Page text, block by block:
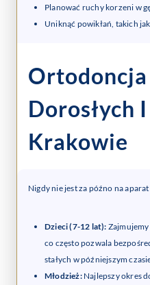
Planować ruchy korzeni w
Uniknąć powikłań, takich
Dorosłych
Krakowie
Nigdy nie jest za późno na
Dzieci (7-12 lat):
co często pozwala
stałych w późniejszym
Młodzież:Najlepszy okres